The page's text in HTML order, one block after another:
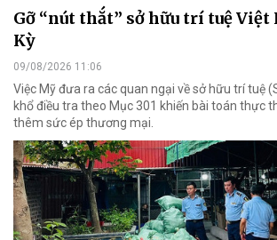
Gỡ “nút thắt” sở hữu trí tuệ Việt
Kỳ
09/08/2026 11:06
Việc Mỹ đưa ra các quan ngại về sở hữu trí tuệ
khổ điều tra theo Mục 301 khiến bài toán thực
thêm sức ép thương mại.